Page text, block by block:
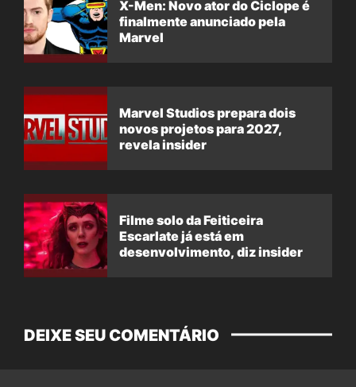
X-Men: Novo ator do Ciclope é
finalmente anunciado pela
Marvel
Marvel Studios prepara dois
novos projetos para 2027,
revela insider
Filme solo da Feiticeira
Escarlate já está em
desenvolvimento, diz insider
DEIXE SEU COMENTÁRIO